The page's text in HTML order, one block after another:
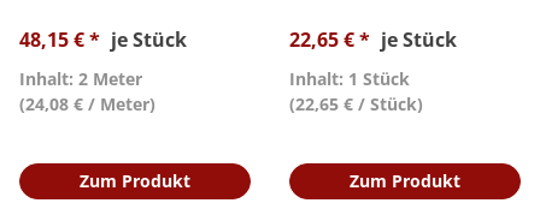
48,15 € * je Stück
Inhalt: 2 Meter
(24,08 € / Meter)
Zum Produkt
22,65 € * je Stück
Inhalt: 1 Stück
(22,65 € / Stück)
Zum Produkt